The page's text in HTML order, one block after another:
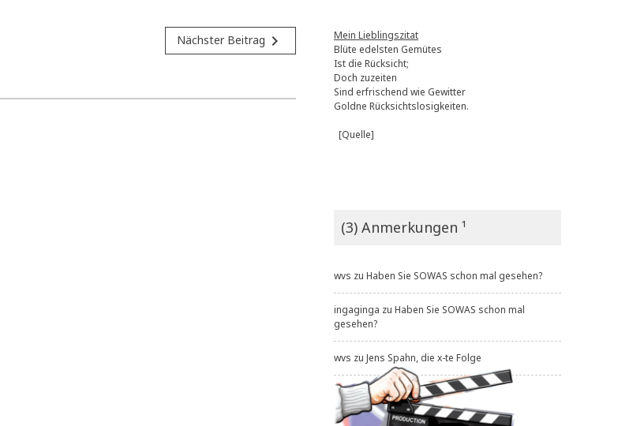
Nächster Beitrag navigate_next
Mein Lieblingszitat
Blüte edelsten Gemütes
Ist die Rücksicht;
Doch zuzeiten
Sind erfrischend wie Gewitter
Goldne Rücksichtslosigkeiten.
[Quelle]
(3) Anmerkungen ¹
wvs zu Haben Sie SOWAS schon mal gesehen?
ingaginga zu Haben Sie SOWAS schon mal
gesehen?
wvs zu Jens Spahn, die x-te Folge